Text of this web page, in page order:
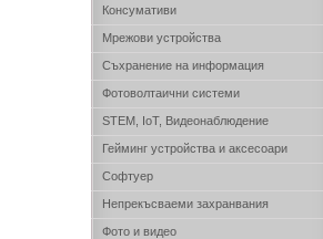
Консумативи
Мрежови устройства
Съхранение на информация
Фотоволтаични системи
STEM, IoT, Видеонаблюдение
Гейминг устройства и аксесоари
Софтуер
Непрекъсваеми захранвания
Фото и видео